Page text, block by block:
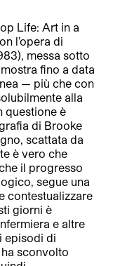
Life: Art in a
l’opera di
messa sotto
fino a data
— più che con
alla
questione è
di Brooke
scattata da
è vero che
il progresso
segue una
contestualizzare
giorni è
e altre
episodi di
sconvolto